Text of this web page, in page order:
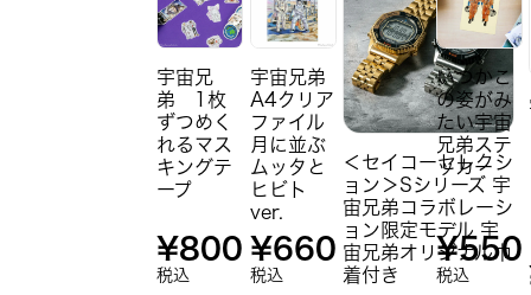
宇宙兄
弟 1枚
ずつめく
れるマス
キングテ
ープ
¥800
税込
宇宙兄弟
A4クリア
ファイル
月に並ぶ
ムッタと
ヒビト
ver.
¥660
税込
＜セイコーセレクシ
ョン＞Sシリーズ 宇
宙兄弟コラボレーシ
ョン限定モデル 宇
宙兄弟オリジナル巾
着付き
いつかこ
の姿がみ
たい宇宙
兄弟ステ
ッカー
¥550
税込